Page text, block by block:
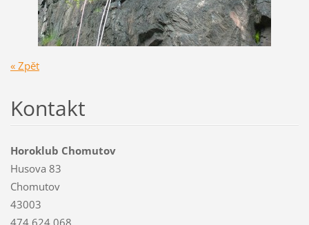
« Zpět
Kontakt
Horoklub Chomutov
Husova 83
Chomutov
43003
474 624 068